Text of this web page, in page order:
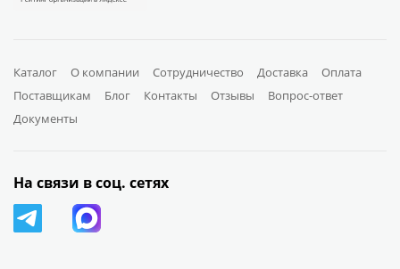
Каталог О компании Сотрудничество Доставка
Оплата
Поставщикам
Блог Контакты Отзывы
Вопрос-ответ
Документы
На связи в соц. сетях